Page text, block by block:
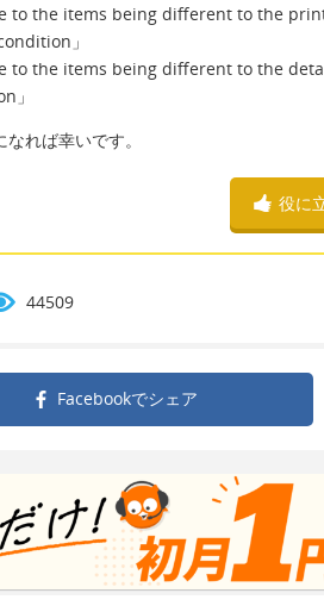
to the items being different to the
」
to the items being different to the
」
なれば幸いです。
役に
44509
Facebookでシェア